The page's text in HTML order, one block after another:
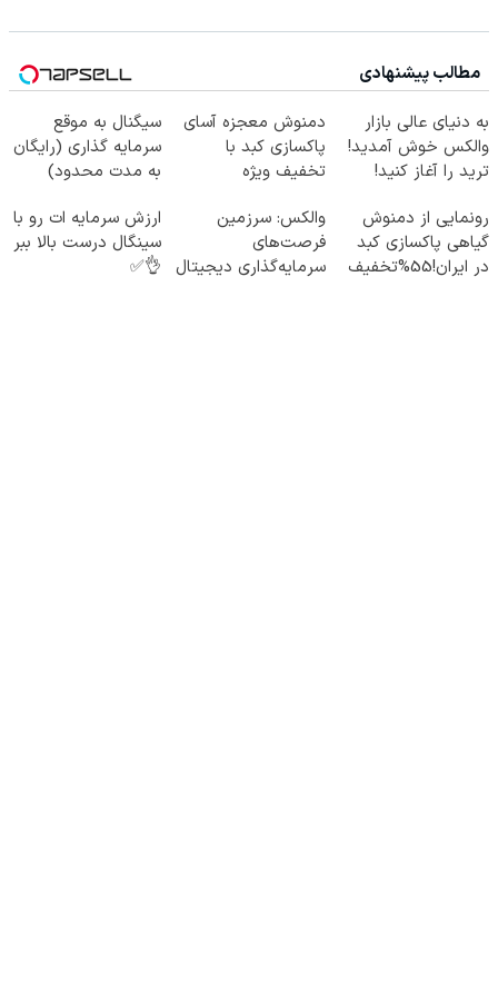
مطالب پیشنهادی
به دنیای عالی بازار
والکس خوش آمدید!
ترید را آغاز کنید!
دمنوش معجزه آسای
پاکسازی کبد با
تخفیف ویژه
سیگنال به موقع
سرمایه گذاری (رایگان
به مدت محدود)
رونمایی از دمنوش
گیاهی پاکسازی کبد
در ایران!55%تخفیف
والکس: سرزمین
فرصت‌های
سرمایه‌گذاری دیجیتال
ارزش سرمایه ات رو با
سینگال درست بالا ببر
👌✅